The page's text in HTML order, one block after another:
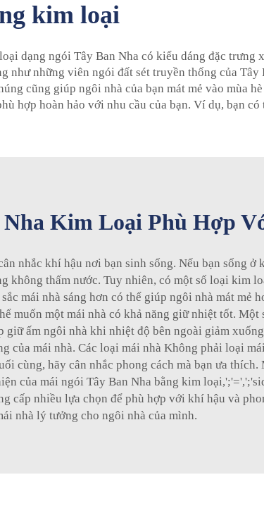
kim loại
dạng ngói Tây Ban Nha có kiểu dáng đặc trưng
những viên ngói đất sét truyền thống của
cũng giúp ngôi nhà của bạn mát mẻ vào mùa
hợp hoàn hảo với nhu cầu của bạn. Ví dụ, bạn
Kim Loại Phù Hợp
nhắc khí hậu nơi bạn sinh sống. Nếu bạn sống ở
thấm nước. Tuy nhiên, có một số loại kim
mái nhà sáng hơn có thể giúp ngôi nhà mát mẻ
muốn một mái nhà có khả năng giữ nhiệt tốt.
ấm ngôi nhà khi nhiệt độ bên ngoài giảm
của mái nhà. Các loại mái nhà Không phải loại
cùng, hãy cân nhắc phong cách mà bạn ưa
của mái ngói Tây Ban Nha bằng kim
cấp nhiều lựa chọn để phù hợp với khí hậu và
nhà lý tưởng cho ngôi nhà của mình.